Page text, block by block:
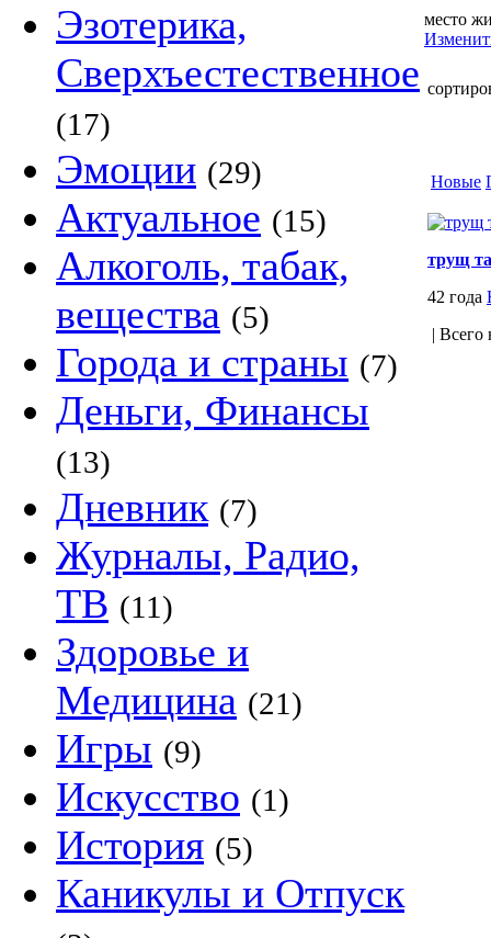
Эзотерика,
Сверхъестественное
(17)
Эмоции (29)
Актуальное (15)
Алкоголь, табак,
вещества (5)
Города и страны (7)
Деньги, Финансы
(13)
Дневник (7)
Журналы, Радио,
ТВ (11)
Здоровье и
Медицина (21)
Игры (9)
Искусство (1)
История (5)
Каникулы и Отпуск
место
Новые
трущ
42 года
| Всего